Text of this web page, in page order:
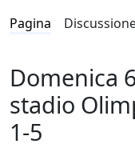
Pagina
Domenica
stadio
1-5